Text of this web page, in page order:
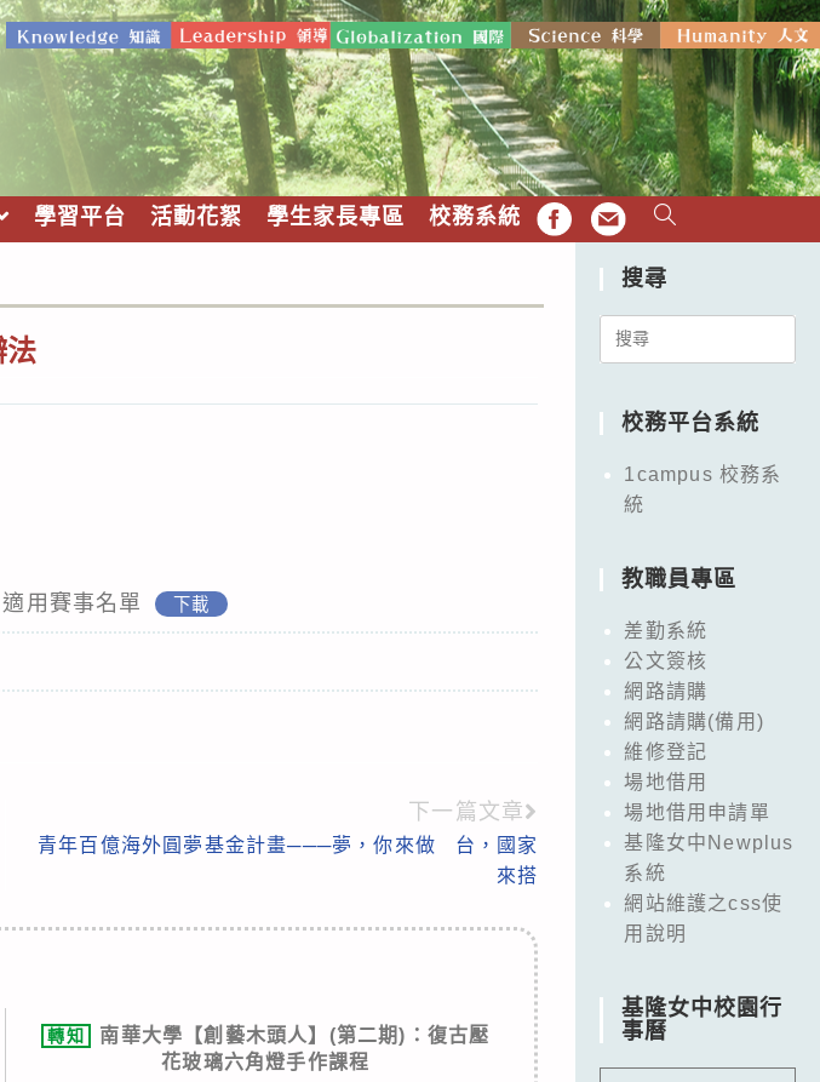
學習平台 活動花絮 學生家長專區 校務系統 FB EMAIL
法
用賽事名單 下載
下一篇文章
青年百億海外圓夢基金計畫───夢，你來做 台，國家
來搭
轉知
南華大學【創藝木頭人】(第二期)：復古壓
花玻璃六角燈手作課程
搜尋
Search
校務平台系統
1campus 校務系
統
教職員專區
差勤系統
公文簽核
網路請購
網路請購(備用)
維修登記
場地借用
場地借用申請單
基隆女中Newplus
系統
網站維護之css使
用說明
基隆女中校園行
事曆